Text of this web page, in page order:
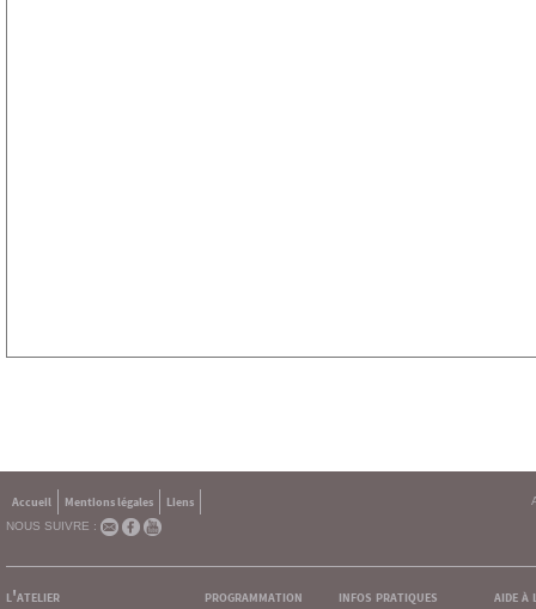
Accueil Mentions légales
Liens
NOUS SUIVRE :
l'atelier programmation infos pratiques aide